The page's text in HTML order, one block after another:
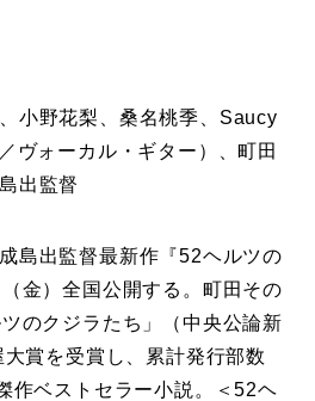
小野花梨、桑名桃季、Saucy
ヴォーカル・ギター）、町田
出監督
島出監督最新作『52ヘルツの
金）全国公開する。町田その
のクジラたち」（中央公論新
賞を受賞し、累計発行部数
作ベストセラー小説。＜52ヘ